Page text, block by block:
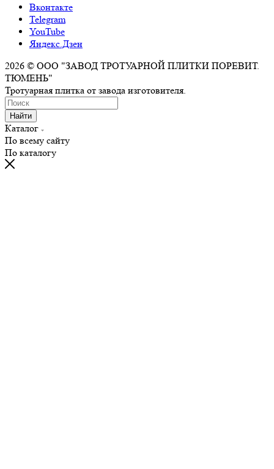
Вконтакте
Telegram
YouTube
Яндекс.Дзен
2026 © ООО "ЗАВОД ТРОТУАРНОЙ ПЛИТКИ ПОРЕВИТ.
ТЮМЕНЬ"
Тротуарная плитка от завода изготовителя.
Найти
Каталог
По всему сайту
По каталогу